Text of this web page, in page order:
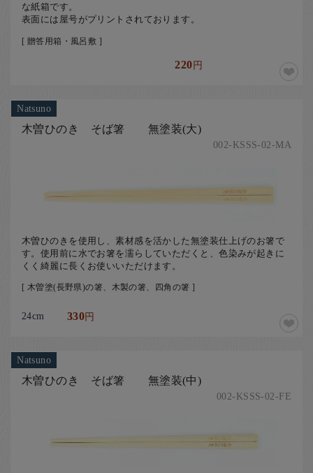
な紙箱です。
表面には屋号がプリントされております。
[ 贈答用箱・風呂敷 ]
220円
Natsuno
木曽ひのき そば箸 無塗装(大)
002-KSSS-02-MA
木曽ひのきを使用し、素材感を活かした無塗装仕上げのお箸で
す。使用前に水でお箸を濡らしていただくと、色染みが起きに
くく綺麗に長くお使いいただけます。
[ 木曽塗(長野県)の箸、木製の箸、四角の箸 ]
24cm 330円
Natsuno
木曽ひのき そば箸 無塗装(中)
002-KSSS-02-FE